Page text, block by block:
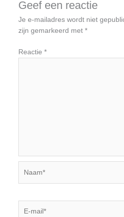
Geef een reactie
Je e-mailadres wordt niet
zijn gemarkeerd met *
Reactie *